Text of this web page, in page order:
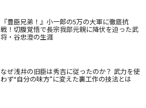
『豊臣兄弟！』小一郎の5万の大軍に徹底抗
戦！切腹覚悟で長宗我部元親に降伏を迫った武
将・谷忠澄の生涯
なぜ浅井の旧臣は秀吉に従ったのか？ 武力を使
わず“自分の味方”に変えた裏工作の技法とは